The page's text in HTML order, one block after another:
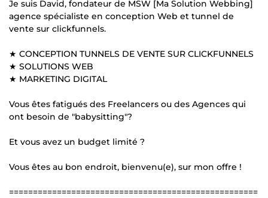
Je suis David, fondateur de MSW [Ma Solution Webbing]
agence spécialiste en conception Web et tunnel de
vente sur clickfunnels.
★ CONCEPTION TUNNELS DE VENTE SUR CLICKFUNNELS
★ SOLUTIONS WEB
★ MARKETING DIGITAL
Vous êtes fatigués des Freelancers ou des Agences qui
ont besoin de "babysitting"?
Et vous avez un budget limité ?
Vous êtes au bon endroit, bienvenu(e), sur mon offre !
====================================================